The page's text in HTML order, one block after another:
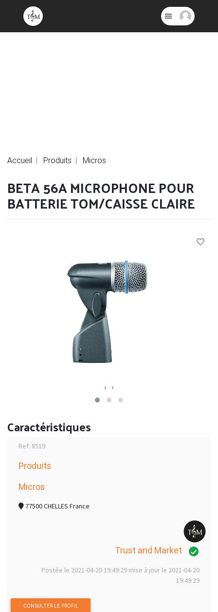
Accueil Produits Micros
BETA 56A MICROPHONE POUR
BATTERIE TOM/CAISSE CLAIRE
‹ ›
Caractéristiques
Ref: 8519
Produits
Micros
77500 CHELLES France
Trust and Market
Postée le 2021-04-20 19:49:29 mise à jour le 2021-04-20
19:49:29
CONSULTER LE PROFIL